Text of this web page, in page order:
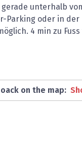
unterhalb
Parking oder in der
4 min zu
on the map: